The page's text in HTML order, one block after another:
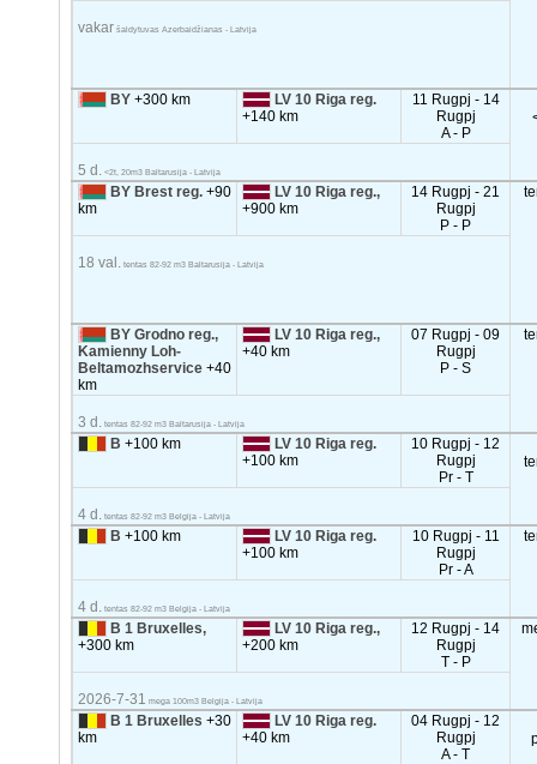
vakar šaldytuvas Azerbaidžianas - Latvija
BY+300 km
LV 10 Riga reg.
+140 km
11 Rugpj - 14
Rugpj
A - P
5 d. <2t, 20m3 Baltarusija - Latvija
BY Brest reg.+90
km
LV 10 Riga reg.,
+900 km
14 Rugpj - 21
Rugpj
P - P
18 val. tentas 82-92 m3 Baltarusija - Latvija
BY Grodno reg.,
Kamienny Loh-
Beltamozhservice+40
km
LV 10 Riga reg.,
+40 km
07 Rugpj - 09
Rugpj
P - S
3 d. tentas 82-92 m3 Baltarusija - Latvija
B+100 km
LV 10 Riga reg.
+100 km
10 Rugpj - 12
Rugpj
Pr - T
4 d. tentas 82-92 m3 Belgija - Latvija
B+100 km
LV 10 Riga reg.
+100 km
10 Rugpj - 11
Rugpj
Pr - A
4 d. tentas 82-92 m3 Belgija - Latvija
B 1 Bruxelles,
+300 km
LV 10 Riga reg.,
+200 km
12 Rugpj - 14
Rugpj
T - P
2026-7-31 mega 100m3 Belgija - Latvija
B 1 Bruxelles+30
km
LV 10 Riga reg.
+40 km
04 Rugpj - 12
Rugpj
A - T